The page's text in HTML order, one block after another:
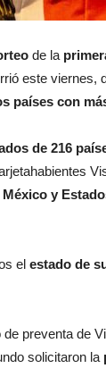
de la
este viernes,
países con
de 216
y
el estado de
de preventa de
solicitaron la